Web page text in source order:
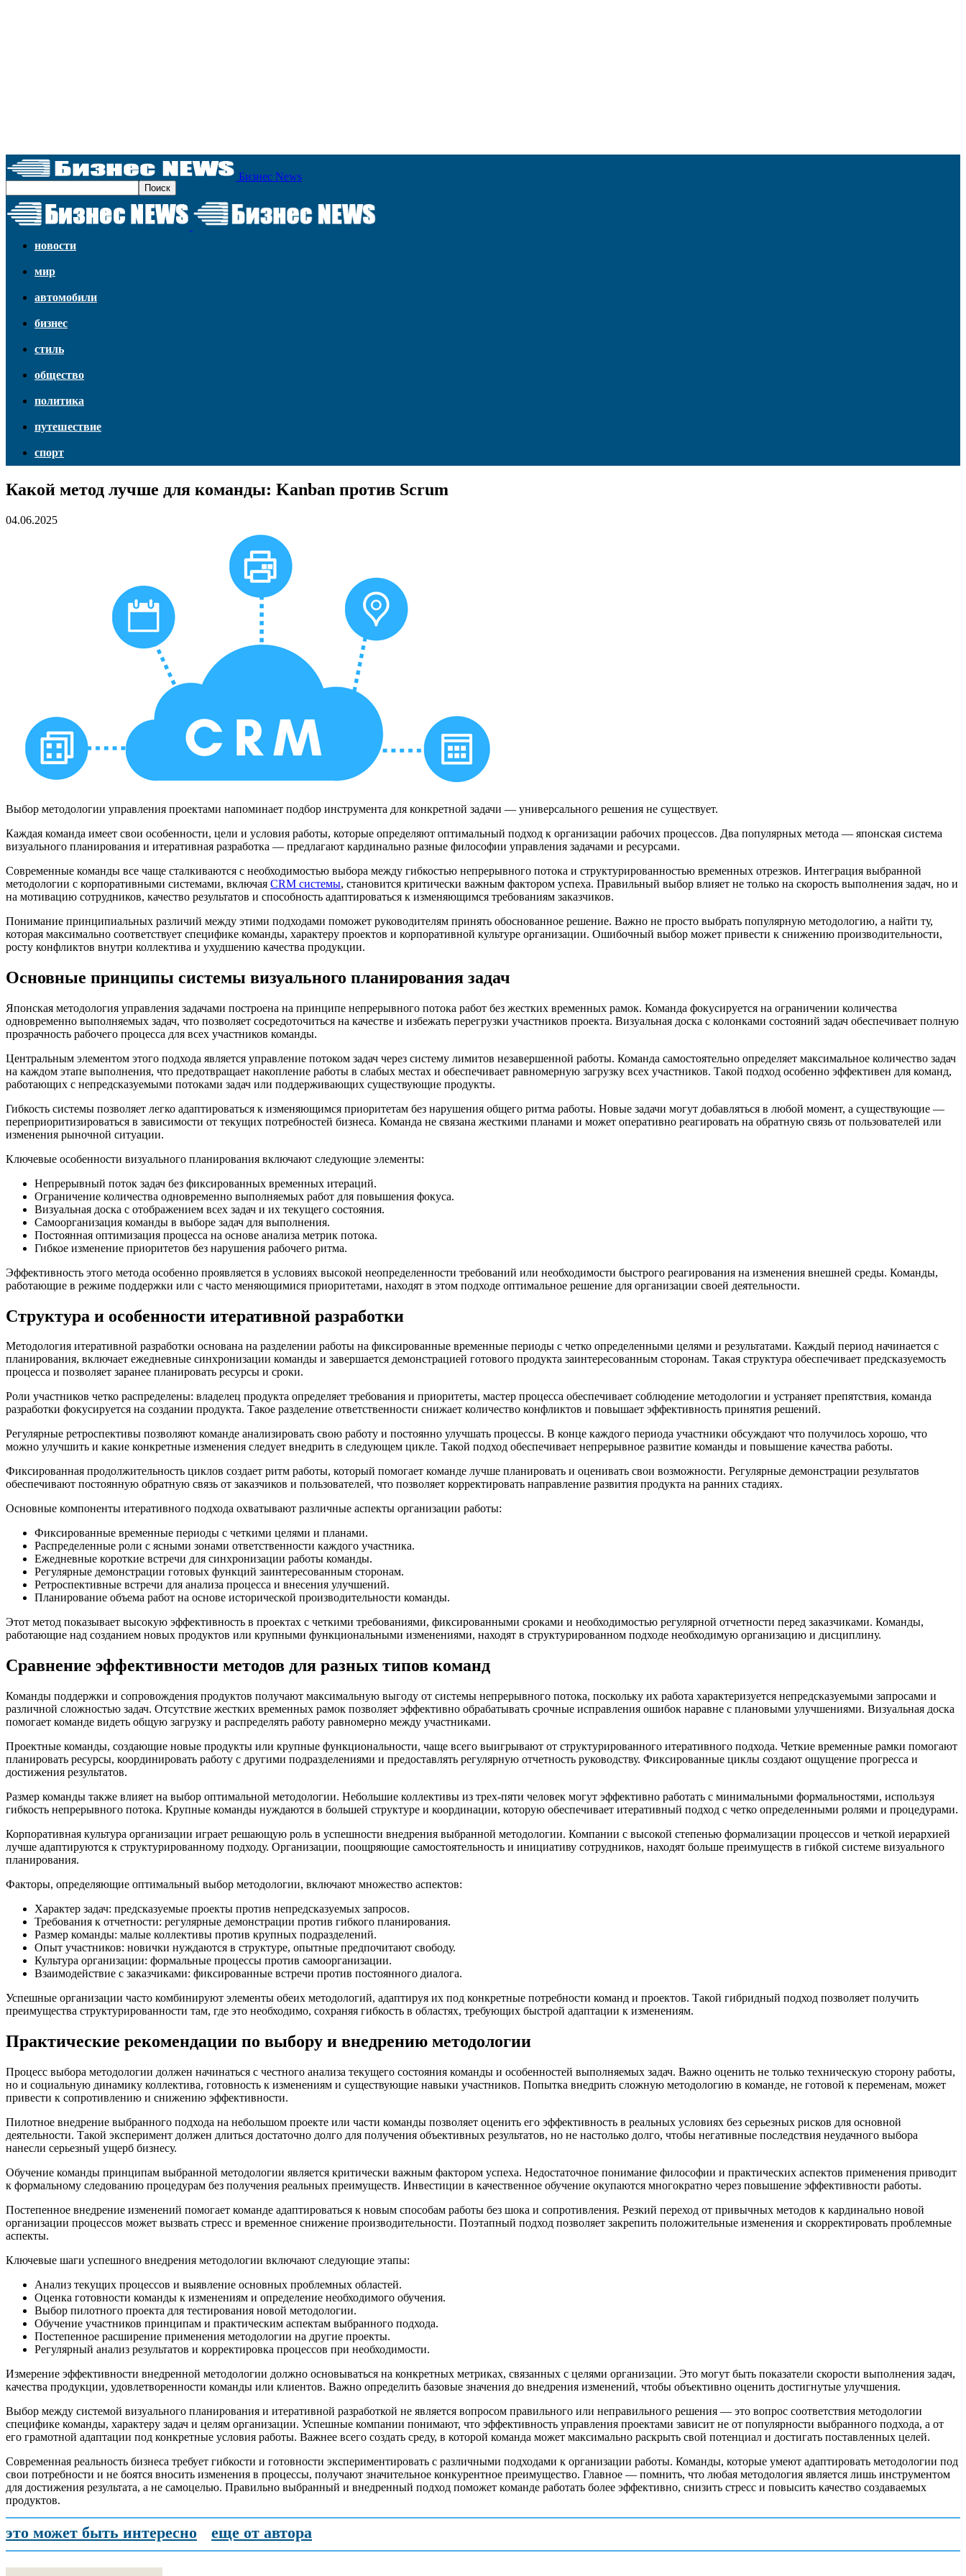
Бизнес News
новости
мир
автомобили
бизнес
стиль
общество
политика
путешествие
спорт
Какой метод лучше для команды: Kanban против Scrum
04.06.2025
Выбор методологии управления проектами напоминает подбор инструмента для конкретной задачи — универсального решения не существует.
Каждая команда имеет свои особенности, цели и условия работы, которые определяют оптимальный подход к организации рабочих процессов. Два популярных метода — японская система
визуального планирования и итеративная разработка — предлагают кардинально разные философии управления задачами и ресурсами.
Современные команды все чаще сталкиваются с необходимостью выбора между гибкостью непрерывного потока и структурированностью временных отрезков. Интеграция выбранной
методологии с корпоративными системами, включая CRM системы, становится критически важным фактором успеха. Правильный выбор влияет не только на скорость выполнения задач, но и
на мотивацию сотрудников, качество результатов и способность адаптироваться к изменяющимся требованиям заказчиков.
Понимание принципиальных различий между этими подходами поможет руководителям принять обоснованное решение. Важно не просто выбрать популярную методологию, а найти ту,
которая максимально соответствует специфике команды, характеру проектов и корпоративной культуре организации. Ошибочный выбор может привести к снижению производительности,
росту конфликтов внутри коллектива и ухудшению качества продукции.
Основные принципы системы визуального планирования задач
Японская методология управления задачами построена на принципе непрерывного потока работ без жестких временных рамок. Команда фокусируется на ограничении количества
одновременно выполняемых задач, что позволяет сосредоточиться на качестве и избежать перегрузки участников проекта. Визуальная доска с колонками состояний задач обеспечивает полную
прозрачность рабочего процесса для всех участников команды.
Центральным элементом этого подхода является управление потоком задач через систему лимитов незавершенной работы. Команда самостоятельно определяет максимальное количество задач
на каждом этапе выполнения, что предотвращает накопление работы в слабых местах и обеспечивает равномерную загрузку всех участников. Такой подход особенно эффективен для команд,
работающих с непредсказуемыми потоками задач или поддерживающих существующие продукты.
Гибкость системы позволяет легко адаптироваться к изменяющимся приоритетам без нарушения общего ритма работы. Новые задачи могут добавляться в любой момент, а существующие —
переприоритизироваться в зависимости от текущих потребностей бизнеса. Команда не связана жесткими планами и может оперативно реагировать на обратную связь от пользователей или
изменения рыночной ситуации.
Ключевые особенности визуального планирования включают следующие элементы:
Непрерывный поток задач без фиксированных временных итераций.
Ограничение количества одновременно выполняемых работ для повышения фокуса.
Визуальная доска с отображением всех задач и их текущего состояния.
Самоорганизация команды в выборе задач для выполнения.
Постоянная оптимизация процесса на основе анализа метрик потока.
Гибкое изменение приоритетов без нарушения рабочего ритма.
Эффективность этого метода особенно проявляется в условиях высокой неопределенности требований или необходимости быстрого реагирования на изменения внешней среды. Команды,
работающие в режиме поддержки или с часто меняющимися приоритетами, находят в этом подходе оптимальное решение для организации своей деятельности.
Структура и особенности итеративной разработки
Методология итеративной разработки основана на разделении работы на фиксированные временные периоды с четко определенными целями и результатами. Каждый период начинается с
планирования, включает ежедневные синхронизации команды и завершается демонстрацией готового продукта заинтересованным сторонам. Такая структура обеспечивает предсказуемость
процесса и позволяет заранее планировать ресурсы и сроки.
Роли участников четко распределены: владелец продукта определяет требования и приоритеты, мастер процесса обеспечивает соблюдение методологии и устраняет препятствия, команда
разработки фокусируется на создании продукта. Такое разделение ответственности снижает количество конфликтов и повышает эффективность принятия решений.
Регулярные ретроспективы позволяют команде анализировать свою работу и постоянно улучшать процессы. В конце каждого периода участники обсуждают что получилось хорошо, что
можно улучшить и какие конкретные изменения следует внедрить в следующем цикле. Такой подход обеспечивает непрерывное развитие команды и повышение качества работы.
Фиксированная продолжительность циклов создает ритм работы, который помогает команде лучше планировать и оценивать свои возможности. Регулярные демонстрации результатов
обеспечивают постоянную обратную связь от заказчиков и пользователей, что позволяет корректировать направление развития продукта на ранних стадиях.
Основные компоненты итеративного подхода охватывают различные аспекты организации работы:
Фиксированные временные периоды с четкими целями и планами.
Распределенные роли с ясными зонами ответственности каждого участника.
Ежедневные короткие встречи для синхронизации работы команды.
Регулярные демонстрации готовых функций заинтересованным сторонам.
Ретроспективные встречи для анализа процесса и внесения улучшений.
Планирование объема работ на основе исторической производительности команды.
Этот метод показывает высокую эффективность в проектах с четкими требованиями, фиксированными сроками и необходимостью регулярной отчетности перед заказчиками. Команды,
работающие над созданием новых продуктов или крупными функциональными изменениями, находят в структурированном подходе необходимую организацию и дисциплину.
Сравнение эффективности методов для разных типов команд
Команды поддержки и сопровождения продуктов получают максимальную выгоду от системы непрерывного потока, поскольку их работа характеризуется непредсказуемыми запросами и
различной сложностью задач. Отсутствие жестких временных рамок позволяет эффективно обрабатывать срочные исправления ошибок наравне с плановыми улучшениями. Визуальная доска
помогает команде видеть общую загрузку и распределять работу равномерно между участниками.
Проектные команды, создающие новые продукты или крупные функциональности, чаще всего выигрывают от структурированного итеративного подхода. Четкие временные рамки помогают
планировать ресурсы, координировать работу с другими подразделениями и предоставлять регулярную отчетность руководству. Фиксированные циклы создают ощущение прогресса и
достижения результатов.
Размер команды также влияет на выбор оптимальной методологии. Небольшие коллективы из трех-пяти человек могут эффективно работать с минимальными формальностями, используя
гибкость непрерывного потока. Крупные команды нуждаются в большей структуре и координации, которую обеспечивает итеративный подход с четко определенными ролями и процедурами.
Корпоративная культура организации играет решающую роль в успешности внедрения выбранной методологии. Компании с высокой степенью формализации процессов и четкой иерархией
лучше адаптируются к структурированному подходу. Организации, поощряющие самостоятельность и инициативу сотрудников, находят больше преимуществ в гибкой системе визуального
планирования.
Факторы, определяющие оптимальный выбор методологии, включают множество аспектов:
Характер задач: предсказуемые проекты против непредсказуемых запросов.
Требования к отчетности: регулярные демонстрации против гибкого планирования.
Размер команды: малые коллективы против крупных подразделений.
Опыт участников: новички нуждаются в структуре, опытные предпочитают свободу.
Культура организации: формальные процессы против самоорганизации.
Взаимодействие с заказчиками: фиксированные встречи против постоянного диалога.
Успешные организации часто комбинируют элементы обеих методологий, адаптируя их под конкретные потребности команд и проектов. Такой гибридный подход позволяет получить
преимущества структурированности там, где это необходимо, сохраняя гибкость в областях, требующих быстрой адаптации к изменениям.
Практические рекомендации по выбору и внедрению методологии
Процесс выбора методологии должен начинаться с честного анализа текущего состояния команды и особенностей выполняемых задач. Важно оценить не только техническую сторону работы,
но и социальную динамику коллектива, готовность к изменениям и существующие навыки участников. Попытка внедрить сложную методологию в команде, не готовой к переменам, может
привести к сопротивлению и снижению эффективности.
Пилотное внедрение выбранного подхода на небольшом проекте или части команды позволяет оценить его эффективность в реальных условиях без серьезных рисков для основной
деятельности. Такой эксперимент должен длиться достаточно долго для получения объективных результатов, но не настолько долго, чтобы негативные последствия неудачного выбора
нанесли серьезный ущерб бизнесу.
Обучение команды принципам выбранной методологии является критически важным фактором успеха. Недостаточное понимание философии и практических аспектов применения приводит
к формальному следованию процедурам без получения реальных преимуществ. Инвестиции в качественное обучение окупаются многократно через повышение эффективности работы.
Постепенное внедрение изменений помогает команде адаптироваться к новым способам работы без шока и сопротивления. Резкий переход от привычных методов к кардинально новой
организации процессов может вызвать стресс и временное снижение производительности. Поэтапный подход позволяет закрепить положительные изменения и скорректировать проблемные
аспекты.
Ключевые шаги успешного внедрения методологии включают следующие этапы:
Анализ текущих процессов и выявление основных проблемных областей.
Оценка готовности команды к изменениям и определение необходимого обучения.
Выбор пилотного проекта для тестирования новой методологии.
Обучение участников принципам и практическим аспектам выбранного подхода.
Постепенное расширение применения методологии на другие проекты.
Регулярный анализ результатов и корректировка процессов при необходимости.
Измерение эффективности внедренной методологии должно основываться на конкретных метриках, связанных с целями организации. Это могут быть показатели скорости выполнения задач,
качества продукции, удовлетворенности команды или клиентов. Важно определить базовые значения до внедрения изменений, чтобы объективно оценить достигнутые улучшения.
Выбор между системой визуального планирования и итеративной разработкой не является вопросом правильного или неправильного решения — это вопрос соответствия методологии
специфике команды, характеру задач и целям организации. Успешные компании понимают, что эффективность управления проектами зависит не от популярности выбранного подхода, а от
его грамотной адаптации под конкретные условия работы. Важнее всего создать среду, в которой команда может максимально раскрыть свой потенциал и достигать поставленных целей.
Современная реальность бизнеса требует гибкости и готовности экспериментировать с различными подходами к организации работы. Команды, которые умеют адаптировать методологии под
свои потребности и не боятся вносить изменения в процессы, получают значительное конкурентное преимущество. Главное — помнить, что любая методология является лишь инструментом
для достижения результата, а не самоцелью. Правильно выбранный и внедренный подход поможет команде работать более эффективно, снизить стресс и повысить качество создаваемых
продуктов.
это может быть интересно еще от автора